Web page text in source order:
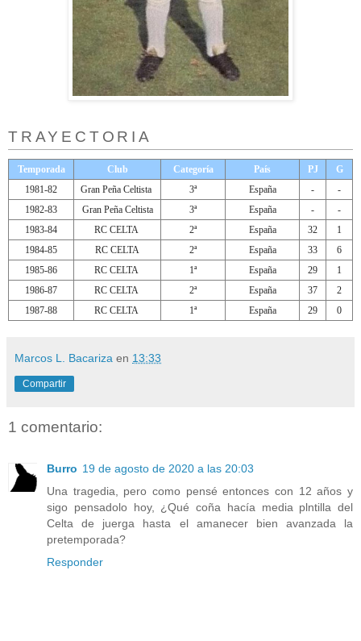
TRAYECTORIA
Temporada Club Categoría País PJ
G
1981-82
Gran Peña Celtista 3ª España -
-
1982-83
Gran Peña Celtista 3ª España -
-
1983-84
RC CELTA 2ª España 32
1
1984-85
RC CELTA 2ª España 33
6
1985-86
RC CELTA 1ª España 29
1
1986-87
RC CELTA 2ª España 37
2
1987-88
RC CELTA 1ª España 29 0
Marcos L. Bacariza en 13:33
Compartir
1 comentario:
Burro 19 de agosto de 2020 a las 20:03
Una tragedia, pero como pensé entonces con 12 años y
sigo pensadolo hoy, ¿Qué coña hacía media plntilla del
Celta de juerga hasta el amanecer bien avanzada la
pretemporada?
Responder